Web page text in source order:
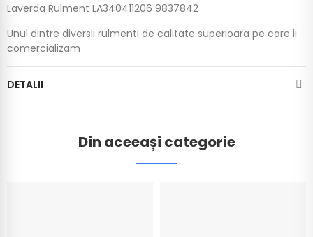
Laverda Rulment LA340411206 9837842
Unul dintre diversii rulmenti de calitate superioara pe care ii
comercializam
DETALII
Din aceeași categorie